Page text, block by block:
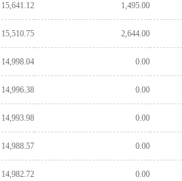
15,641.12 1,495.00
15,510.75 2,644.00
14,998.04 0.00
14,996.38 0.00
14,993.98 0.00
14,988.57 0.00
14,982.72 0.00